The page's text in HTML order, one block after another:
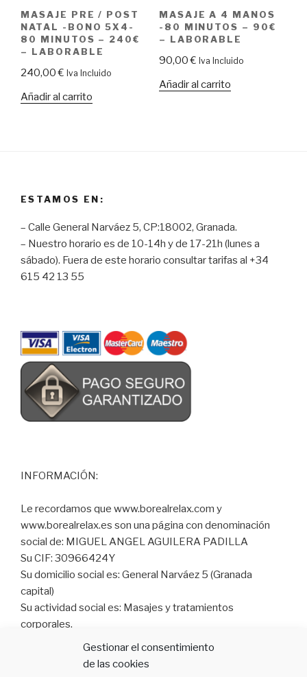
Gestionar el consentimiento
de las cookies
MASAJE PRE / POST
NATAL -BONO 5X4-
80 MINUTOS – 240€
– LABORABLE
240,00€ Iva Incluido
Añadir al carrito
MASAJE A 4 MANOS
-80 MINUTOS – 90€
– LABORABLE
90,00€ Iva Incluido
Añadir al carrito
ESTAMOS EN:
– Calle General Narváez 5, CP:18002, Granada.
– Nuestro horario es de 10-14h y de 17-21h (lunes a
sábado). Fuera de este horario consultar tarifas al +34
615 42 13 55
INFORMACIÓN:
Le recordamos que www.borealrelax.com y
www.borealrelax.es son una página con denominación
social de: MIGUEL ANGEL AGUILERA PADILLA
Su CIF: 30966424Y
Su domicilio social es: General Narváez 5 (Granada
capital)
Su actividad social es: Masajes y tratamientos
corporales.
Correo electrónico: info@borealrelax.es
Finalidad de sitio web: informar sobre los servicios que